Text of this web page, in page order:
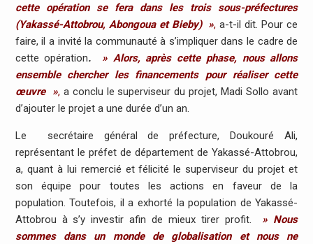
cette opération se fera dans les trois sous-préfectures
(Yakassé-Attobrou, Abongoua et Bieby) », a-t-il dit. Pour ce
faire, il a invité la communauté à s’impliquer dans le cadre de
cette opération.
» Alors, après cette phase, nous allons
ensemble chercher les financements pour réaliser cette
œuvre »,a conclu le superviseur du projet, Madi Sollo avant
d’ajouter le projet a une durée d’un an.
Le secrétaire général de préfecture, Doukouré Ali,
représentant le préfet de département de Yakassé-Attobrou,
a, quant à lui remercié et félicité le superviseur du projet et
son équipe pour toutes les actions en faveur de la
population. Toutefois, il a exhorté la population de Yakassé-
Attobrou à s’y investir afin de mieux tirer profit.
» Nous
sommes dans un monde de globalisation et nous ne